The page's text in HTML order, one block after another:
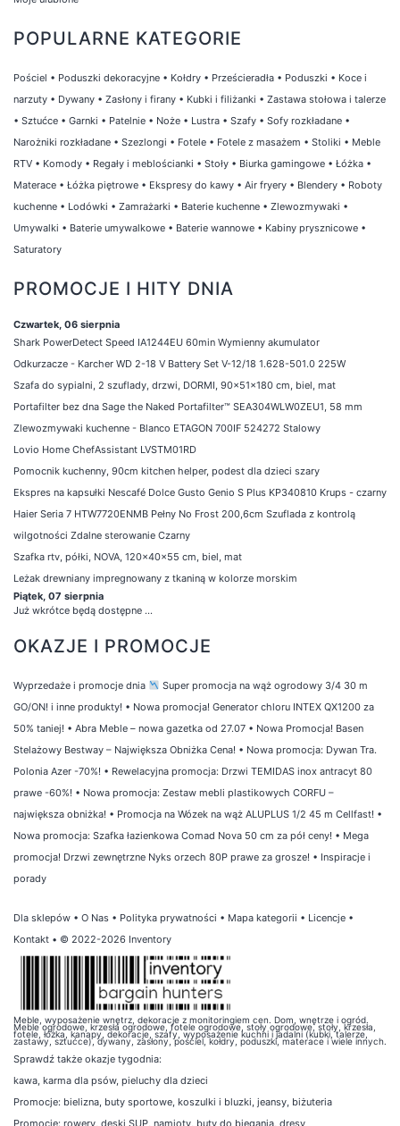
POPULARNE KATEGORIE
Pościel • Poduszki dekoracyjne • Kołdry • Prześcieradła • Poduszki • Koce i
narzuty • Dywany • Zasłony i firany • Kubki i filiżanki • Zastawa stołowa i talerze
• Sztućce • Garnki • Patelnie • Noże • Lustra • Szafy • Sofy rozkładane •
Narożniki rozkładane • Szezlongi • Fotele • Fotele z masażem • Stoliki • Meble
RTV • Komody • Regały i meblościanki • Stoły • Biurka gamingowe • Łóżka •
Materace • Łóżka piętrowe • Ekspresy do kawy • Air fryery • Blendery • Roboty
kuchenne • Lodówki • Zamrażarki • Baterie kuchenne • Zlewozmywaki •
Umywalki • Baterie umywalkowe • Baterie wannowe • Kabiny prysznicowe •
Saturatory
PROMOCJE I HITY DNIA
Czwartek, 06 sierpnia
Shark PowerDetect Speed IA1244EU 60min Wymienny akumulator
Odkurzacze - Karcher WD 2-18 V Battery Set V-12/18 1.628-501.0 225W
Szafa do sypialni, 2 szuflady, drzwi, DORMI, 90x51x180 cm, biel, mat
Portafilter bez dna Sage the Naked Portafilter™ SEA304WLW0ZEU1, 58 mm
Zlewozmywaki kuchenne - Blanco ETAGON 700IF 524272 Stalowy
Lovio Home ChefAssistant LVSTM01RD
Pomocnik kuchenny, 90cm kitchen helper, podest dla dzieci szary
Ekspres na kapsułki Nescafé Dolce Gusto Genio S Plus KP340810 Krups - czarny
Haier Seria 7 HTW7720ENMB Pełny No Frost 200,6cm Szuflada z kontrolą
wilgotności Zdalne sterowanie Czarny
Szafka rtv, półki, NOVA, 120x40x55 cm, biel, mat
Leżak drewniany impregnowany z tkaniną w kolorze morskim
Piątek, 07 sierpnia
Już wkrótce będą dostępne ...
OKAZJE I PROMOCJE
Wyprzedaże i promocje dnia
Super promocja na wąż ogrodowy 3/4 30 m
GO/ON! i inne produkty! • Nowa promocja! Generator chloru INTEX QX1200 za
50% taniej! • Abra Meble – nowa gazetka od 27.07 • Nowa Promocja! Basen
Stelażowy Bestway – Największa Obniżka Cena! • Nowa promocja: Dywan Tra.
Polonia Azer -70%! • Rewelacyjna promocja: Drzwi TEMIDAS inox antracyt 80
prawe -60%! • Nowa promocja: Zestaw mebli plastikowych CORFU –
największa obniżka! • Promocja na Wózek na wąż ALUPLUS 1/2 45 m Cellfast! •
Nowa promocja: Szafka łazienkowa Comad Nova 50 cm za pół ceny! • Mega
promocja! Drzwi zewnętrzne Nyks orzech 80P prawe za grosze! • Inspiracje i
porady
Dla sklepów • O Nas • Polityka prywatności • Mapa kategorii • Licencje •
Kontakt • © 2022-2026 Inventory
Meble, wyposażenie wnętrz, dekoracje z monitoringiem cen. Dom, wnętrze i ogród.
Meble ogrodowe, krzesła ogrodowe, fotele ogrodowe, stoły ogrodowe, stoły, krzesła,
fotele, łóżka, kanapy, dekoracje, szafy, wyposażenie kuchni i jadalni (kubki, talerze,
zastawy, sztućce), dywany, zasłony, pościel, kołdry, poduszki, materace i wiele innych.
Sprawdź także okazje tygodnia:
kawa, karma dla psów, pieluchy dla dzieci
Promocje: bielizna, buty sportowe, koszulki i bluzki, jeansy, biżuteria
Promocje: rowery deski SUP namioty buty do biegania dresy